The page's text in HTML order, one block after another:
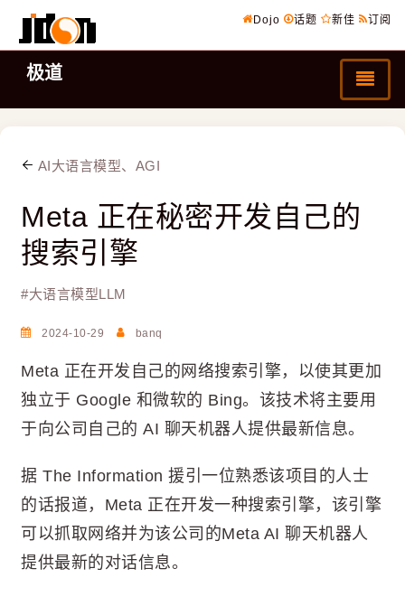
Dojo 话题 新佳 订阅
极道
AI大语言模型、AGI
Meta 正在秘密开发自己的
搜索引擎
#大语言模型LLM
2024-10-29 banq
Meta 正在开发自己的网络搜索引擎，以使其更加
独立于 Google 和微软的 Bing。该技术将主要用
于向公司自己的 AI 聊天机器人提供最新信息。
据 The Information 援引一位熟悉该项目的人士
的话报道，Meta 正在开发一种搜索引擎，该引擎
可以抓取网络并为该公司的Meta AI 聊天机器人
提供最新的对话信息。